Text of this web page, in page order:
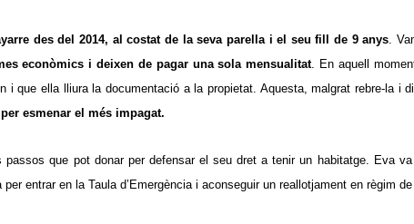
des del 2014, al costat de la seva parella i el seu fill de 9 anys .
econòmics i deixen de pagar una sola mensualitat. En aquell
i que ella lliura la documentació a la propietat. Aquesta, malgrat rebre-la i
esmenar el més impagat.
passos que pot donar per defensar el seu dret a tenir un habitatge. Eva
entrar en la Taula d’Emergència i aconseguir un reallotjament en règim